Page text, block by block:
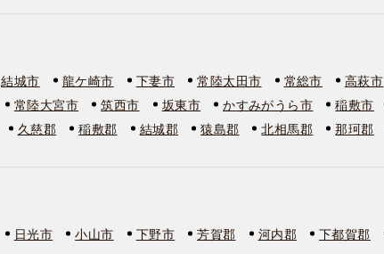
結城市 龍ケ崎市 下妻市 常陸太田市 常総市 高萩市
常陸大宮市 筑西市 坂東市 かすみがうら市 稲敷市
久慈郡 稲敷郡 結城郡 猿島郡 北相馬郡 那珂郡
日光市 小山市 下野市 芳賀郡 河内郡 下都賀郡